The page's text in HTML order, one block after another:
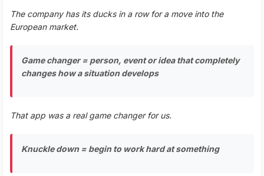
The company has its ducks in a row for a move into the
European market.
Game changer = person, event or idea that completely
changes how a situation develops
That app was a real game changer for us.
Knuckle down = begin to work hard at something